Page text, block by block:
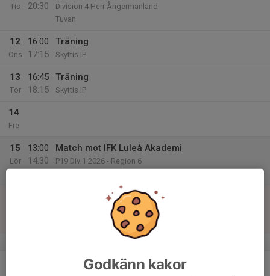
Tis
20:30
Division 4 Herr Ångermanland
Tuvan
12
Ons
16:00
17:15
Träning
Skyttis IP
13
Tor
16:45
18:15
Träning
Skyttis IP
14
Fre
15
Lör
13:00
14:30
Match mot IFK Luleå Akademi
P19 Div.1 2026 - Region 6
Match mot IFK Luleå Akademi
P19 Div.1 2026 - Region 6
v.34
TräningGodkänn kakor